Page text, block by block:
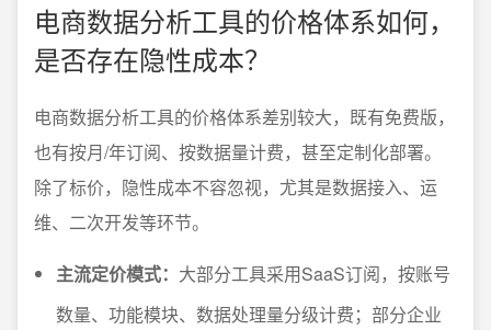
电商数据分析工具的价格体系如何，
是否存在隐性成本？
电商数据分析工具的价格体系差别较大，既有免费版，
也有按月/年订阅、按数据量计费，甚至定制化部署。
除了标价，隐性成本不容忽视，尤其是数据接入、运
维、二次开发等环节。
主流定价模式： 大部分工具采用SaaS订阅，按账号
数量、功能模块、数据处理量分级计费；部分企业